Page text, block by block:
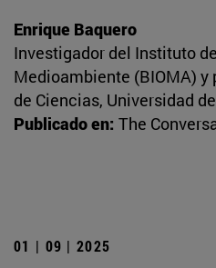
Enrique Baquero
Investigador del Instituto
Medioambiente (BIOMA) y
de Ciencias, Universidad
Publicado en: The
01 | 09 | 2025